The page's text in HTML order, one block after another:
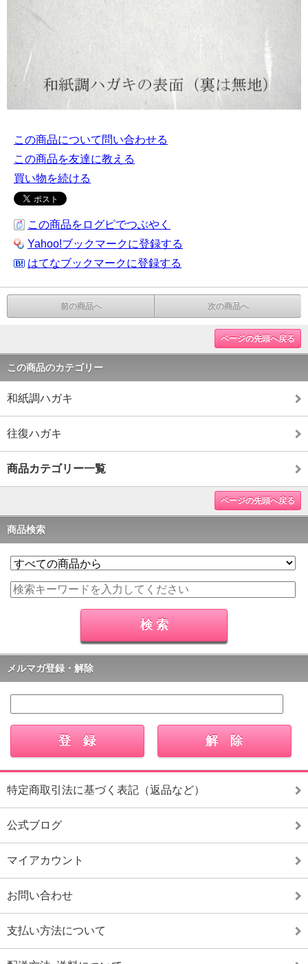
この商品について問い合わせる
この商品を友達に教える
買い物を続ける
この商品をログピでつぶやく
Yahoo!ブックマークに登録する
はてなブックマークに登録する
前の商品へ 次の商品へ
ページの先頭へ戻る
この商品のカテゴリー
和紙調ハガキ
往復ハガキ
商品カテゴリー一覧
ページの先頭へ戻る
商品検索
メルマガ登録・解除
特定商取引法に基づく表記（返品など）
公式ブログ
マイアカウント
お問い合わせ
支払い方法について